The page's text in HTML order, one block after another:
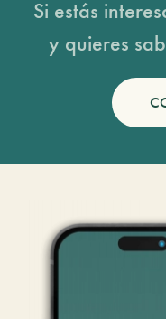
Si estás
y quieres